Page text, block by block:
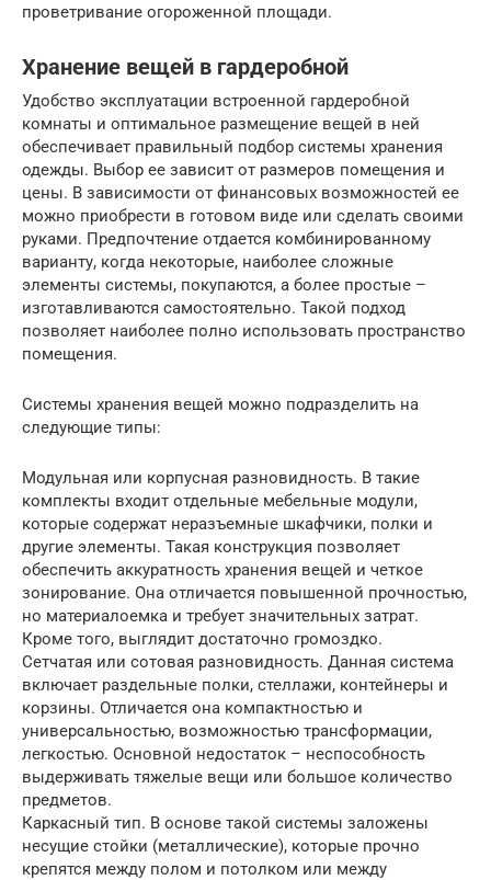
проветривание огороженной площади.
Хранение вещей в гардеробной
Удобство эксплуатации встроенной гардеробной
комнаты и оптимальное размещение вещей в ней
обеспечивает правильный подбор системы хранения
одежды. Выбор ее зависит от размеров помещения и
цены. В зависимости от финансовых возможностей ее
можно приобрести в готовом виде или сделать своими
руками. Предпочтение отдается комбинированному
варианту, когда некоторые, наиболее сложные
элементы системы, покупаются, а более простые –
изготавливаются самостоятельно. Такой подход
позволяет наиболее полно использовать пространство
помещения.
Системы хранения вещей можно подразделить на
следующие типы:
Модульная или корпусная разновидность. В такие
комплекты входит отдельные мебельные модули,
которые содержат неразъемные шкафчики, полки и
другие элементы. Такая конструкция позволяет
обеспечить аккуратность хранения вещей и четкое
зонирование. Она отличается повышенной прочностью,
но материалоемка и требует значительных затрат.
Кроме того, выглядит достаточно громоздко.
Сетчатая или сотовая разновидность. Данная система
включает раздельные полки, стеллажи, контейнеры и
корзины. Отличается она компактностью и
универсальностью, возможностью трансформации,
легкостью. Основной недостаток – неспособность
выдерживать тяжелые вещи или большое количество
предметов.
Каркасный тип. В основе такой системы заложены
несущие стойки (металлические), которые прочно
крепятся между полом и потолком или между